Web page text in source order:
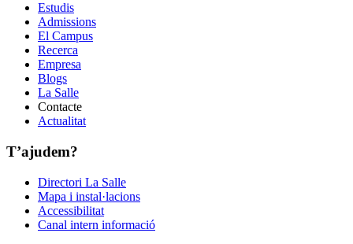
Estudis
Admissions
El Campus
Recerca
Empresa
Blogs
La Salle
Contacte
Actualitat
T’ajudem?
Directori La Salle
Mapa i instal·lacions
Accessibilitat
Canal intern informació